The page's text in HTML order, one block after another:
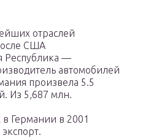
отраслей
США
Республика —
автомобилей
произвела 5.5
Из 5,687 млн.
в Германии в 2001